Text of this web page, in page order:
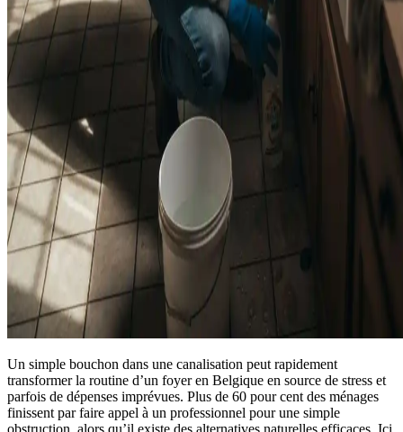
Un simple bouchon dans une canalisation peut rapidement
transformer la routine d’un foyer en Belgique en source de stress et
parfois de dépenses imprévues. Plus de 60 pour cent des ménages
finissent par faire appel à un professionnel pour une simple
obstruction, alors qu’il existe des alternatives naturelles efficaces. Ici,